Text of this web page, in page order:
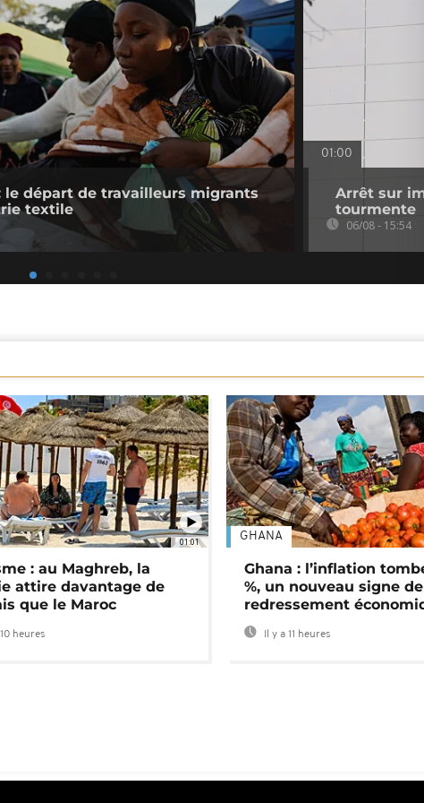
le départ de travailleurs migrants
textile
01:00
Arrêt sur
tourmente
06/08 - 15:54
01:01
: au Maghreb, la
attire davantage de
que le Maroc
heures
GHANA
Ghana : l’inflation
%, un nouveau signe de
redressement
Il y a 11 heures